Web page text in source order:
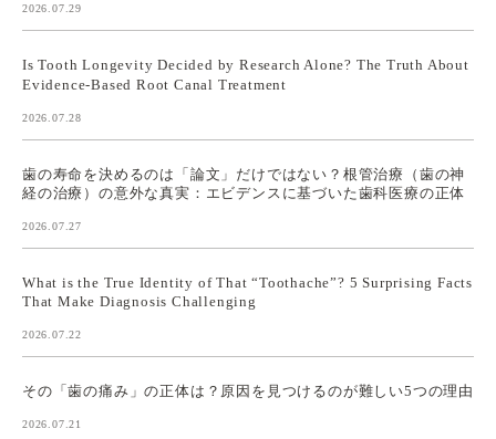
2026.07.29
Is Tooth Longevity Decided by Research Alone? The Truth About
Evidence-Based Root Canal Treatment
2026.07.28
歯の寿命を決めるのは「論文」だけではない？根管治療（歯の神
経の治療）の意外な真実：エビデンスに基づいた歯科医療の正体
2026.07.27
What is the True Identity of That “Toothache”? 5 Surprising Facts
That Make Diagnosis Challenging
2026.07.22
その「歯の痛み」の正体は？原因を見つけるのが難しい5つの理由
2026.07.21